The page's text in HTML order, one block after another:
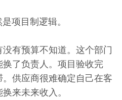
项目制逻辑。
有预算不知道。这个部门
了负责人。项目验收完
供应商很难确定自己在客
来未来收入。